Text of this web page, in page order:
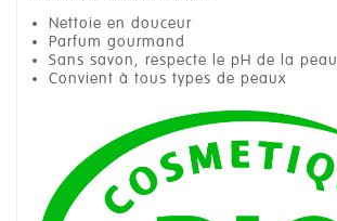
Nettoie en douceur
Parfum gourmand
Sans savon, respecte le pH de la peau
Convient à tous types de peaux